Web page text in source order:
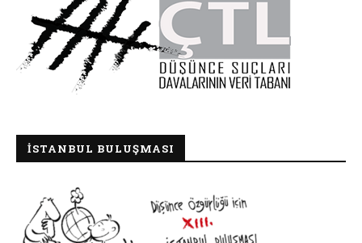
İSTANBUL BULUŞMASI